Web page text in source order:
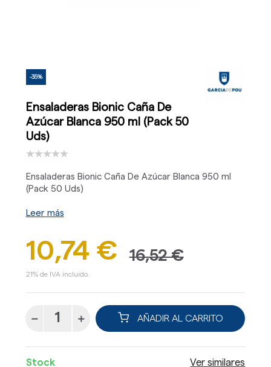
-35%
Ensaladeras Bionic Caña De
Azúcar Blanca 950 ml (Pack 50
Uds)
Ensaladeras Bionic Caña De Azúcar Blanca 950 ml
(Pack 50 Uds)
Leer más
10,74 € 16,52 €
21% de IVA incluido.
AÑADIR AL CARRITO
Stock Ver similares